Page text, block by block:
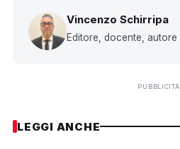
Vincenzo Schirripa
Editore, docente, autore
PUBBLICITÀ
LEGGI ANCHE